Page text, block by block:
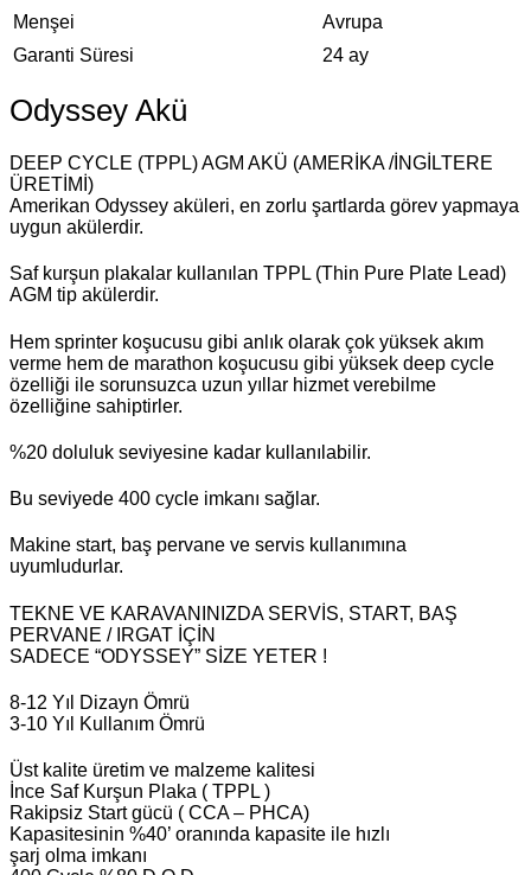
Menşei
Avrupa
Garanti Süresi
24 ay
Odyssey Akü
DEEP CYCLE (TPPL) AGM AKÜ (AMERİKA /İNGİLTERE
ÜRETİMİ)
Amerikan Odyssey aküleri, en zorlu şartlarda görev yapmaya
uygun akülerdir.
Saf kurşun plakalar kullanılan TPPL (Thin Pure Plate Lead)
AGM tip akülerdir.
Hem sprinter koşucusu gibi anlık olarak çok yüksek akım
verme hem de marathon koşucusu gibi yüksek deep cycle
özelliği ile sorunsuzca uzun yıllar hizmet verebilme
özelliğine sahiptirler.
%20 doluluk seviyesine kadar kullanılabilir.
Bu seviyede 400 cycle imkanı sağlar.
Makine start, baş pervane ve servis kullanımına
uyumludurlar.
TEKNE VE KARAVANINIZDA SERVİS, START, BAŞ
PERVANE / IRGAT İÇİN
SADECE “ODYSSEY” SİZE YETER !
8-12 Yıl Dizayn Ömrü
3-10 Yıl Kullanım Ömrü
Üst kalite üretim ve malzeme kalitesi
İnce Saf Kurşun Plaka ( TPPL )
Rakipsiz Start gücü ( CCA – PHCA)
Kapasitesinin %40’ oranında kapasite ile hızlı
şarj olma imkanı